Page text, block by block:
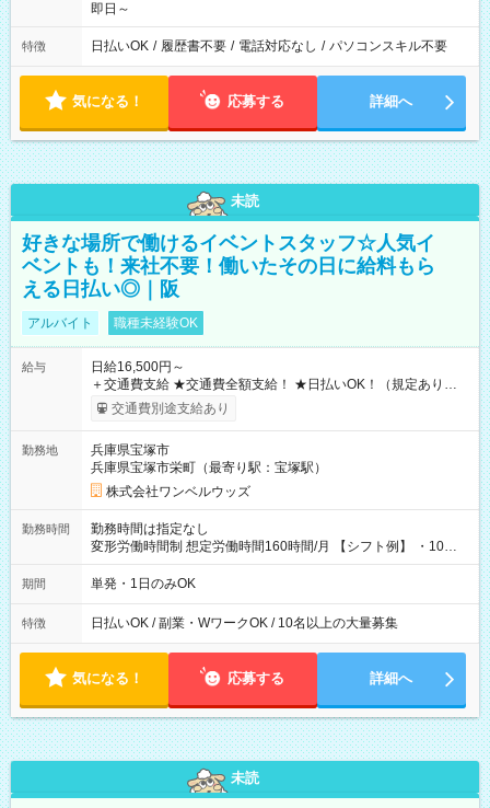
即日～
特徴 日払いOK / 履歴書不要 / 電話対応なし / パソコンスキル不要
気になる！ 応募する 詳細へ
未読
好きな場所で働けるイベントスタッフ☆人気イ
ベントも！来社不要！働いたその日に給料もら
える日払い◎｜阪
アルバイト 職種未経験OK
給与
日給16,500円～
＋交通費支給 ★交通費全額支給！ ★日払いOK！（規定あり） ┗
働いたその日に現金GET♪ お仕事後はコンビニATMから 日払
交通費別途支給あり
勤務地
兵庫県宝塚市
兵庫県宝塚市栄町（最寄り駅：宝塚駅）
株式会社ワンベルウッズ
勤務時間
勤務時間は指定なし
変形労働時間制 想定労働時間160時間/月 【シフト例】 ・10：
00～20：00
期間 単発・1日のみOK
特徴 日払いOK / 副業・WワークOK / 10名以上の大量募集
気になる！ 応募する 詳細へ
未読